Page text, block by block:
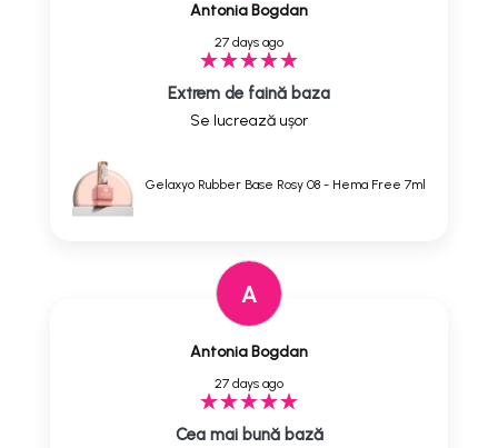
Antonia Bogdan
27 days ago
Extrem de faină baza
Se lucrează ușor
Gelaxyo Rubber Base Rosy 08 - Hema Free 7ml
A
Antonia Bogdan
27 days ago
Cea mai bună bază